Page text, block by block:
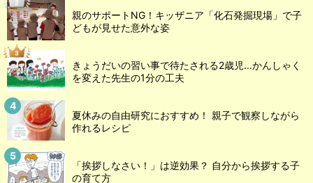
親のサポートNG！キッザニア「化石発掘現場」で子
どもが見せた意外な姿
きょうだいの習い事で待たされる2歳児...かんしゃく
を変えた先生の1分の工夫
夏休みの自由研究におすすめ！ 親子で観察しながら
作れるレシピ
「挨拶しなさい！」は逆効果？ 自分から挨拶する子
の育て方